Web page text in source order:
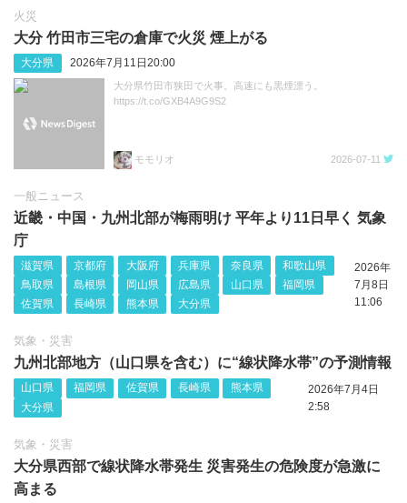
火災
大分 竹田市三宅の倉庫で火災 煙上がる
大分県 2026年7月11日20:00
大分県竹田市狭田で火事。高速にも黒煙漂う。
https://t.co/GXB4A9G9S2
モモリオ 2026-07-11
一般ニュース
近畿・中国・九州北部が梅雨明け 平年より11日早く 気象
庁
滋賀県 京都府 大阪府 兵庫県 奈良県
和歌山県
鳥取県
島根県 岡山県 広島県 山口県
福岡県
佐賀県
長崎県 熊本県 大分県
2026年
7月8日
11:06
気象・災害
九州北部地方（山口県を含む）に“線状降水帯”の予測情報
山口県 福岡県 佐賀県 長崎県
熊本県
大分県
2026年7月4日
2:58
気象・災害
大分県西部で線状降水帯発生 災害発生の危険度が急激に
高まる